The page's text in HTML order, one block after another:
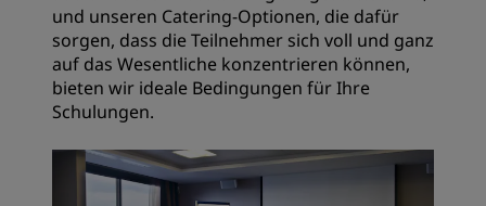
und unseren Catering-Optionen, die dafür
sorgen, dass die Teilnehmer sich voll und ganz
auf das Wesentliche konzentrieren können,
bieten wir ideale Bedingungen für Ihre
Schulungen.